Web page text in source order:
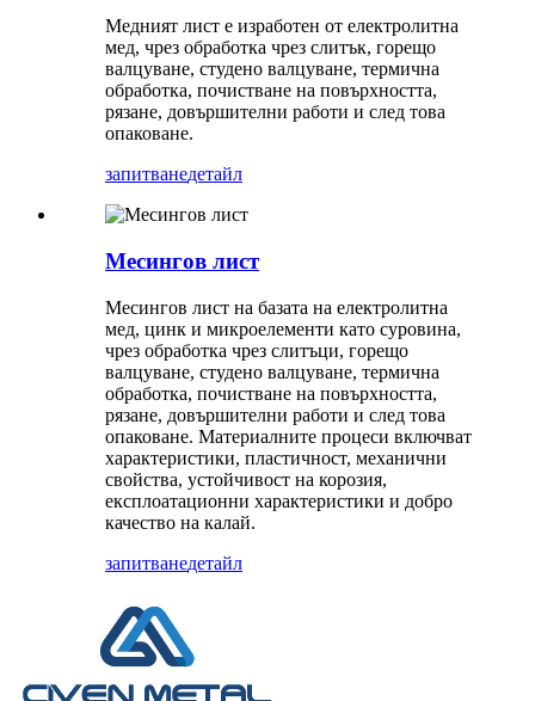
Медният лист е изработен от електролитна
мед, чрез обработка чрез слитък, горещо
валцуване, студено валцуване, термична
обработка, почистване на повърхността,
рязане, довършителни работи и след това
опаковане.
запитванедетайл
Месингов лист
Месингов лист на базата на електролитна
мед, цинк и микроелементи като суровина,
чрез обработка чрез слитъци, горещо
валцуване, студено валцуване, термична
обработка, почистване на повърхността,
рязане, довършителни работи и след това
опаковане. Материалните процеси включват
характеристики, пластичност, механични
свойства, устойчивост на корозия,
експлоатационни характеристики и добро
качество на калай.
запитванедетайл